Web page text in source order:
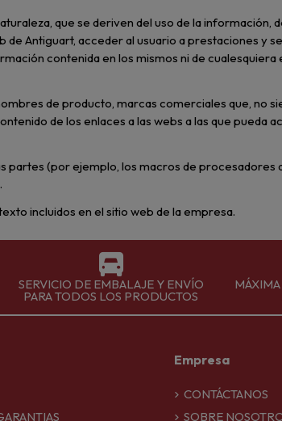
que se deriven del uso de la información,
Antiguart, acceder al usuario a prestaciones y
contenida en los mismos ni de
de producto, marcas comerciales que, no
de los enlaces a las webs a las que pueda
partes (por ejemplo, los macros de procesadores
incluidos en el sitio web de la empresa.
SERVICIO DE EMBALAJE Y ENVÍO
PARA TODOS LOS PRODUCTOS
Empresa
CONTÁCTANOS
SOBRE